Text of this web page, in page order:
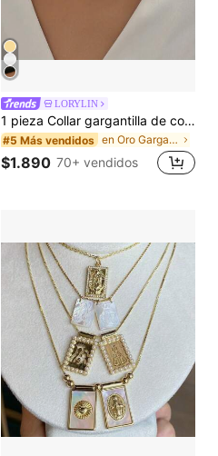
LORYLIN
1 pieza Collar gargantilla de color dorado, elegante y sencillo, accesorio de joyería minimalista
#5 Más vendidos en Oro Gargantillas para mujer
$1.890 70+ vendidos